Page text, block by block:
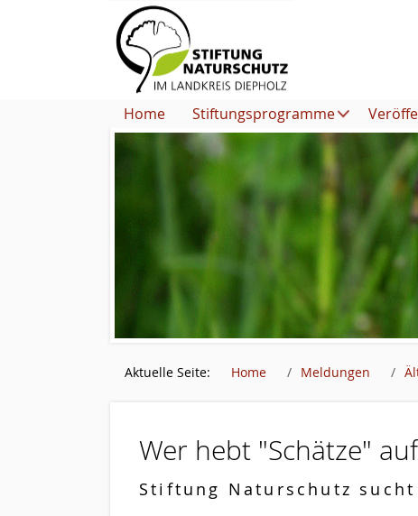
Home Stiftungsprogramme
Aktuelle Seite: Home Meldungen
Wer hebt "Schätze"
Stiftung Naturschutz